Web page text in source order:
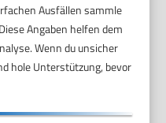
Ausfällen sammle
Angaben helfen dem
Wenn du unsicher
hole Unterstützung, bevor